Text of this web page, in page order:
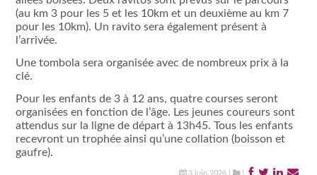
(au km 3 pour les 5 et les 10km et un deuxième au km 7
pour les 10km). Un ravito sera également présent à
l’arrivée.
Une tombola sera organisée avec de nombreux prix à la
clé.
Pour les enfants de 3 à 12 ans, quatre courses seront
organisées en fonction de l’âge. Les jeunes coureurs sont
attendus sur la ligne de départ à 13h45. Tous les enfants
recevront un trophée ainsi qu’une collation (boisson et
gaufre).
3 juin 2026 | |